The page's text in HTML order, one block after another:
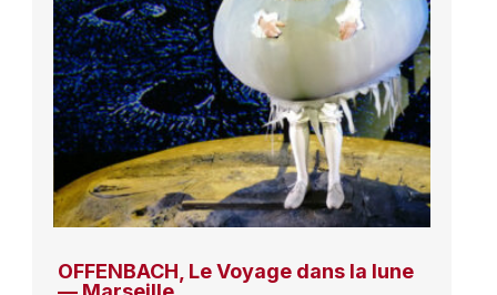
OFFENBACH, Le Voyage dans la lune